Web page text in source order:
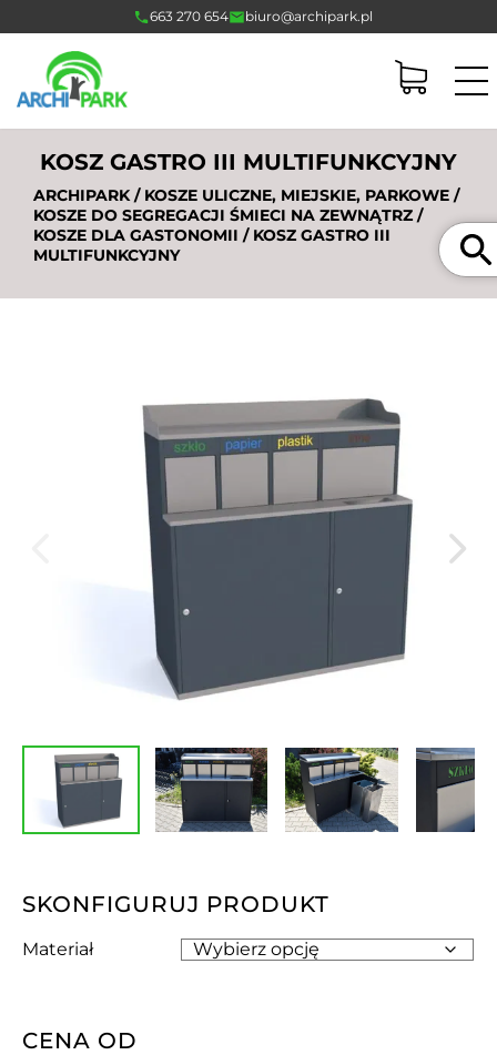
663 270 654 biuro@archipark.pl
KOSZ GASTRO III MULTIFUNKCYJNY
ARCHIPARK/ KOSZE ULICZNE, MIEJSKIE, PARKOWE /
KOSZE DO SEGREGACJI ŚMIECI NA ZEWNĄTRZ /
KOSZE DLA GASTONOMII / KOSZ GASTRO III
MULTIFUNKCYJNY
SKONFIGURUJ PRODUKT
Materiał
CENA OD
Szukaj